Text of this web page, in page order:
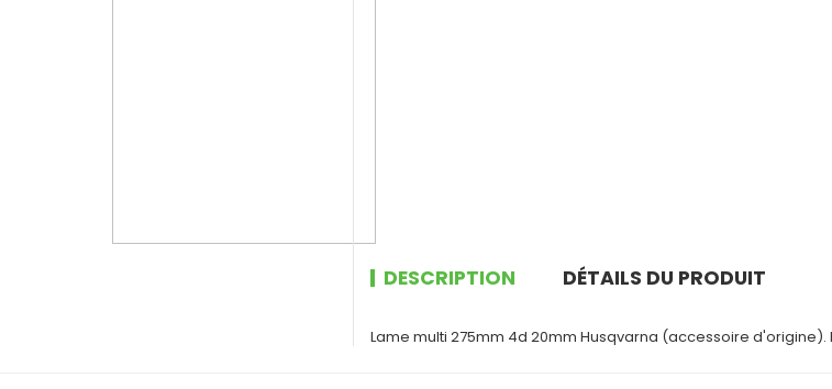
DESCRIPTION DÉTAILS DU PRODUIT
Lame multi 275mm 4d 20mm Husqvarna (accessoire d'origine).